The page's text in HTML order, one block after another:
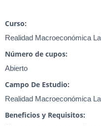
Curso:
Realidad Macroeconómica
Número de cupos:
Abierto
Campo De Estudio:
Realidad Macroeconómica
Beneficios y Requisitos: